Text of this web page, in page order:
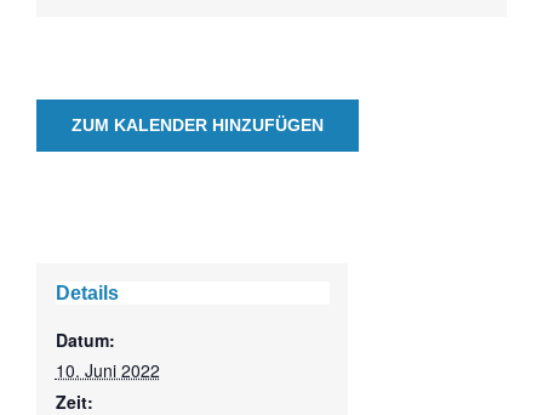
ZUM KALENDER HINZUFÜGEN
Details
Datum:
10. Juni 2022
Zeit: